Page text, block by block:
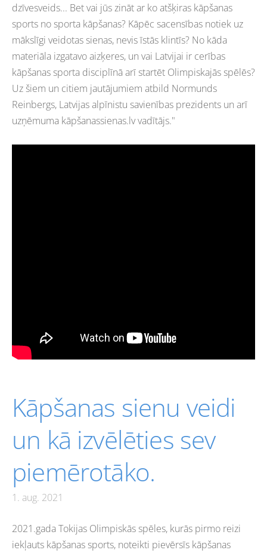
dzīvesveids... Bet vai jūs zināt ar ko atšķiras kāpšanas
sports no sporta kāpšanas? Kāpēc sacensības notiek uz
mākslīgi veidotas sienas, nevis īstās klintīs? No kāda
materiāla izgatavo aizķeres, un vai Latvijai ir cerības
kāpšanas sporta disciplīnā arī startēt Olimpiskajās spēlēs?
Uz šiem un citiem jautājumiem atbild Normunds
Reinbergs, Latvijas alpīnistu savienības prezidents un arī
uzņēmuma kāpšanassienas.lv vadītājs."
Kāpšanas sienu veidi
un kā izvēlēties sev
piemērotāko.
1. aug. 2021
2021.gada Tokijas Olimpiskās spēles, kurās pirmo reizi
iekļauts kāpšanas sports, noteikti pievērsīs kāpšanas